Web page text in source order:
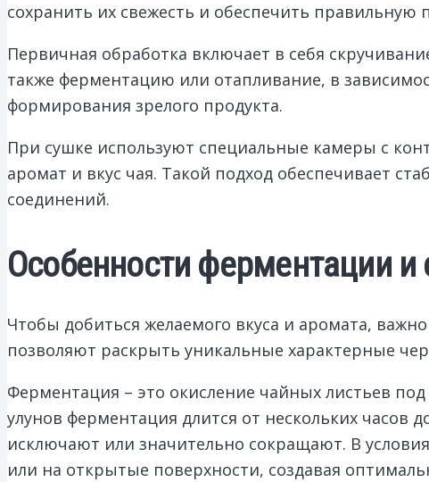
сохранить их свежесть и обеспечить правильную
Первичная обработка включает в себя
также ферментацию или отапливание, в
формирования зрелого продукта.
При сушке используют специальные камеры с
аромат и вкус чая. Такой подход обеспечивает
соединений.
Особенности ферментации
Чтобы добиться желаемого вкуса и аромата,
позволяют раскрыть уникальные характерные
Ферментация – это окисление чайных листьев
улунов ферментация длится от нескольких часов
исключают или значительно сокращают. В
или на открытые поверхности, создавая